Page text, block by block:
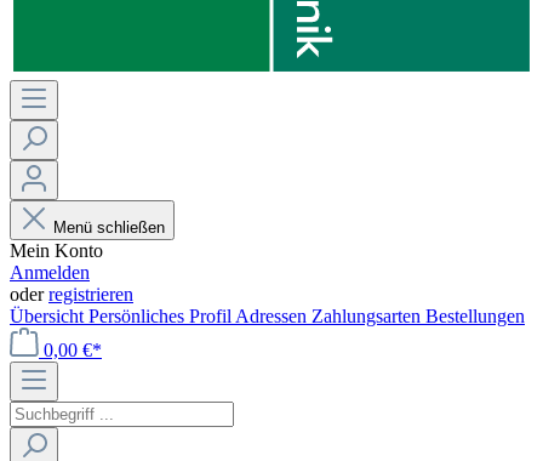
Menü schließen
Mein Konto
Anmelden
oderregistrieren
Übersicht Persönliches Profil Adressen Zahlungsarten Bestellungen
0,00 €*